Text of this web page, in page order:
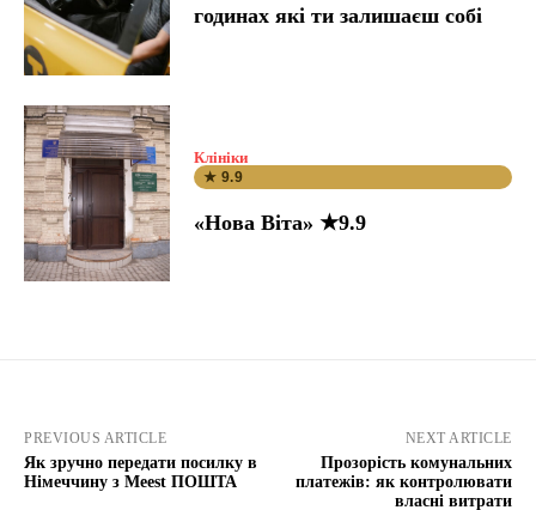
годинах які ти залишаєш собі
Клініки
★ 9.9
«Нова Віта» ★9.9
PREVIOUS ARTICLE
Як зручно передати посилку в
Німеччину з Meest ПОШТА
NEXT ARTICLE
Прозорість комунальних
платежів: як контролювати
власні витрати